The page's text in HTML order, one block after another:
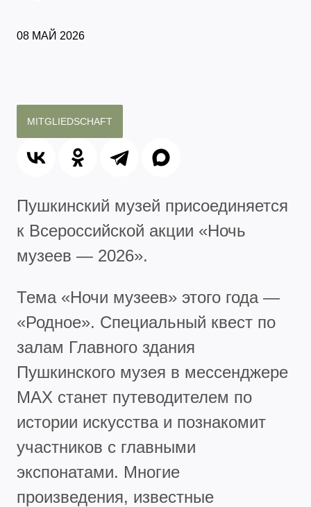
08 МАЙ 2026
MITGLIEDSCHAFT
Пушкинский музей присоединяется
к Всероссийской акции «Ночь
музеев — 2026».
Тема «Ночи музеев» этого года —
«Родное». Специальный квест по
залам Главного здания
Пушкинского музея в мессенджере
MAX станет путеводителем по
истории искусства и познакомит
участников с главными
экспонатами. Многие
произведения, известные